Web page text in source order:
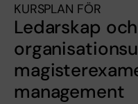
KURSPLAN FÖR
Ledarskap och
management